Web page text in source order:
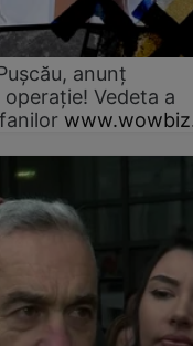
anunț
Vedeta a